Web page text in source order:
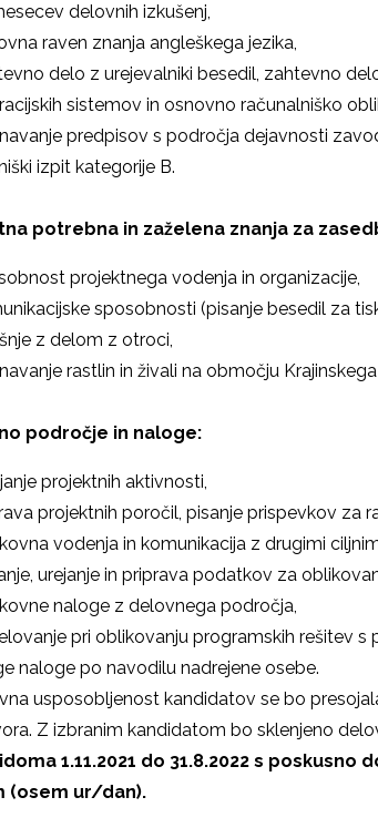
delovnih izkušenj,
raven znanja angleškega jezika,
delo z urejevalniki besedil, zahtevno
sistemov in osnovno računalniško
predpisov s področja dejavnosti
izpit kategorije B.
potrebna in zaželena znanja za
projektnega vodenja in organizacije,
sposobnosti (pisanje besedil za
z delom z otroci,
rastlin in živali na območju
področje in naloge:
projektnih aktivnosti,
projektnih poročil, pisanje prispevkov za
vodenja in komunikacija z drugimi
urejanje in priprava podatkov za
naloge z delovnega področja,
pri oblikovanju programskih rešitev s
naloge po navodilu nadrejene osebe.
usposobljenost kandidatov se bo
Z izbranim kandidatom bo sklenjeno
1.11.2021 do 31.8.2022 s
(osem ur/dan).